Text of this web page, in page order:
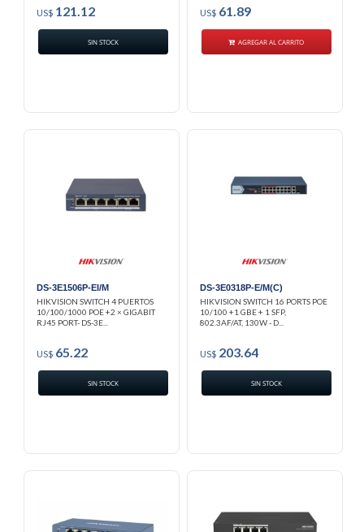
US$ 121.12
SIN STOCK
US$61.89
AGREGAR AL CARRITO
DS-3E1506P-EI/M
HIKVISION SWITCH 4 PUERTOS
10/100/1000 POE +2 × GIGABIT
RJ45 PORT- DS-3E...
US$ 65.22
SIN STOCK
DS-3E0318P-E/M(C)
HIKVISION SWITCH 16 PORTS POE
10/100 +1 GBE + 1 SFP,
802.3AF/AT, 130W - D...
US$203.64
SIN STOCK